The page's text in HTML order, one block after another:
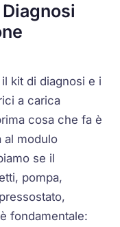
kit di diagnosi e i
a carica
cosa che fa è
al modulo
se il
pompa,
fondamentale: